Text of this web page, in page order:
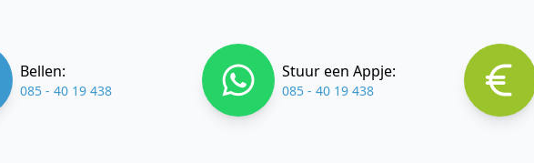
Bellen:
085 - 40 19 438
Stuur een Appje:
085 - 40 19 438